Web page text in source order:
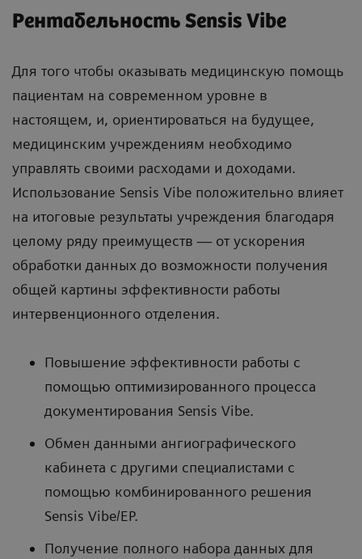
Рентабельность Sensis Vibe
Для того чтобы оказывать медицинскую помощь
пациентам на современном уровне в
настоящем, и, ориентироваться на будущее,
медицинским учреждениям необходимо
управлять своими расходами и доходами.
Использование Sensis Vibe положительно влияет
на итоговые результаты учреждения благодаря
целому ряду преимуществ — от ускорения
обработки данных до возможности получения
общей картины эффективности работы
интервенционного отделения.
Повышение эффективности работы с
помощью оптимизированного процесса
документирования Sensis Vibe.
Обмен данными ангиографического
кабинета с другими специалистами с
помощью комбинированного решения
Sensis Vibe/EP.
Получение полного набора данных для